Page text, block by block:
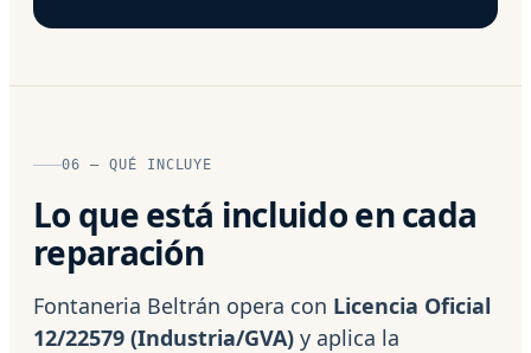
06 — QUÉ INCLUYE
Lo que está incluido en cada
reparación
Fontaneria Beltrán opera con Licencia Oficial
12/22579 (Industria/GVA) y aplica la